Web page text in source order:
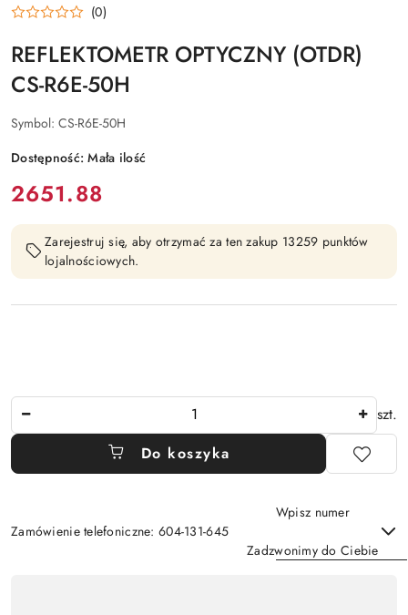
(0)
REFLEKTOMETR OPTYCZNY (OTDR)
CS-R6E-50H
Symbol: CS-R6E-50H
Dostępność:Mała ilość
cena:
2651.88
Zarejestruj się, aby otrzymać za ten zakup 13259 punktów
lojalnościowych.
szt.
Do koszyka
Zamówienie telefoniczne: 604-131-645
Wpisz numer
Zadzwonimy do Ciebie